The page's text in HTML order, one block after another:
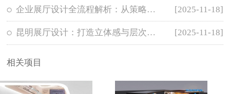
企业展厅设计全流程解析：从策略到落地 [2025-11-18]
昆明展厅设计：打造立体感与层次感的展 [2025-11-18]
相关项目